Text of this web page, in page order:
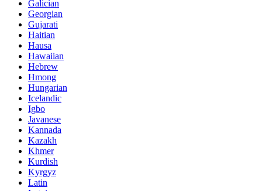
Galician
Georgian
Gujarati
Haitian
Hausa
Hawaiian
Hebrew
Hmong
Hungarian
Icelandic
Igbo
Javanese
Kannada
Kazakh
Khmer
Kurdish
Kyrgyz
Latin